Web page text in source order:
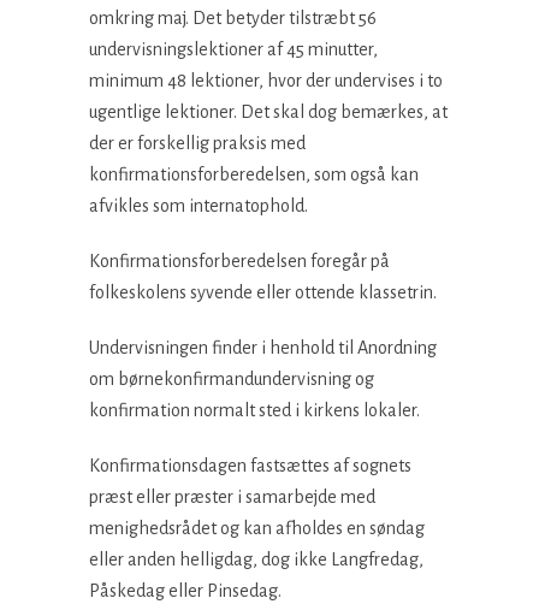
omkring maj. Det betyder tilstræbt 56
undervisningslektioner af 45 minutter,
minimum 48 lektioner, hvor der undervises i to
ugentlige lektioner. Det skal dog bemærkes, at
der er forskellig praksis med
konfirmationsforberedelsen, som også kan
afvikles som internatophold.
Konfirmationsforberedelsen foregår på
folkeskolens syvende eller ottende klassetrin.
Undervisningen finder i henhold til Anordning
om børnekonfirmandundervisning og
konfirmation normalt sted i kirkens lokaler.
Konfirmationsdagen fastsættes af sognets
præst eller præster i samarbejde med
menighedsrådet og kan afholdes en søndag
eller anden helligdag, dog ikke Langfredag,
Påskedag eller Pinsedag.